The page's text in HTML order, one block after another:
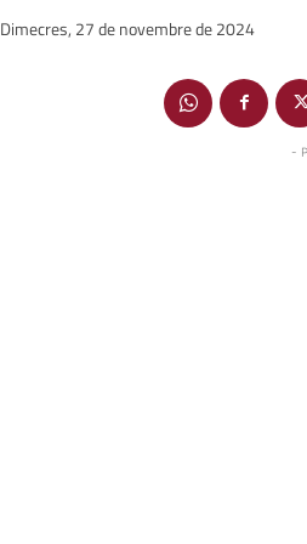
Dimecres, 27 de novembre de 2024
-